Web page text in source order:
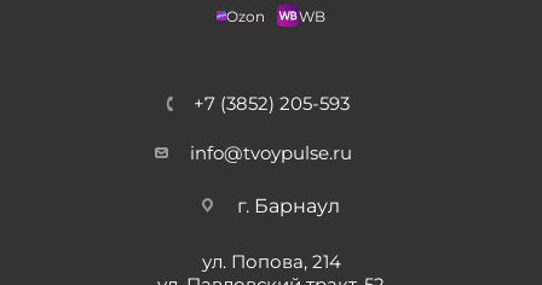
Ozon WB
+7 (3852) 205-593
info@tvoypulse.ru
г. Барнаул
ул. Попова, 214